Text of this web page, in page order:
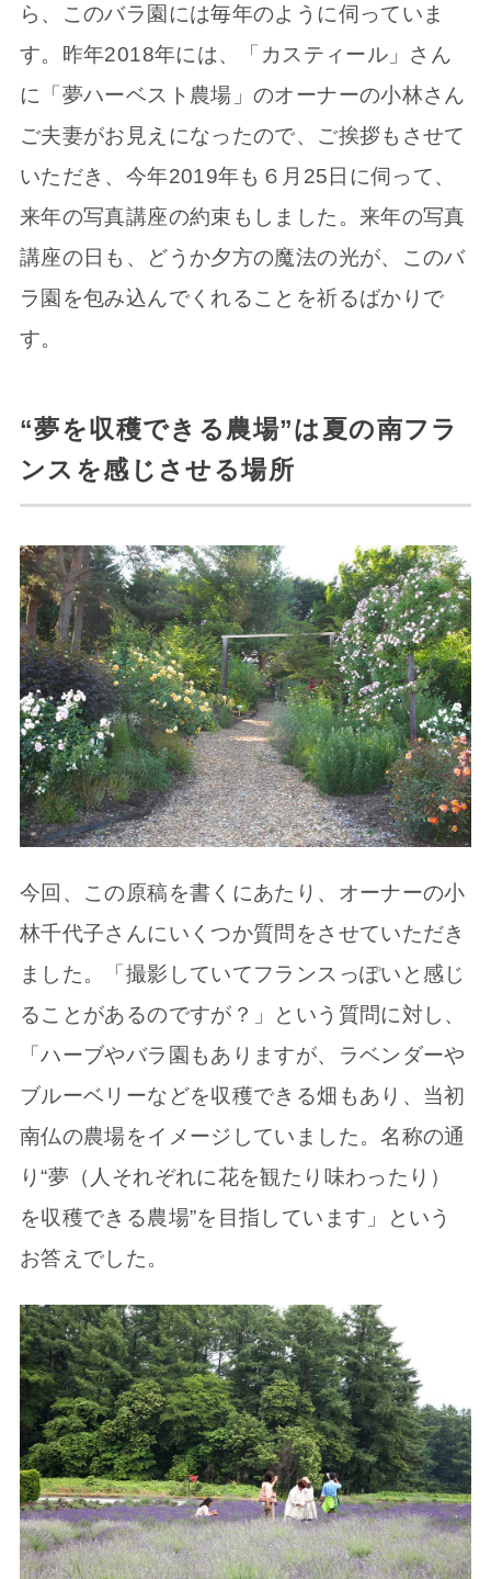
ら、このバラ園には毎年のように伺っていま
す。昨年2018年には、「カスティール」さん
に「夢ハーベスト農場」のオーナーの小林さん
ご夫妻がお見えになったので、ご挨拶もさせて
いただき、今年2019年も６月25日に伺って、
来年の写真講座の約束もしました。来年の写真
講座の日も、どうか夕方の魔法の光が、このバ
ラ園を包み込んでくれることを祈るばかりで
す。
“夢を収穫できる農場”は夏の南フラ
ンスを感じさせる場所
今回、この原稿を書くにあたり、オーナーの小
林千代子さんにいくつか質問をさせていただき
ました。「撮影していてフランスっぽいと感じ
ることがあるのですが？」という質問に対し、
「ハーブやバラ園もありますが、ラベンダーや
ブルーベリーなどを収穫できる畑もあり、当初
南仏の農場をイメージしていました。名称の通
り“夢（人それぞれに花を観たり味わったり）
を収穫できる農場”を目指しています」という
お答えでした。